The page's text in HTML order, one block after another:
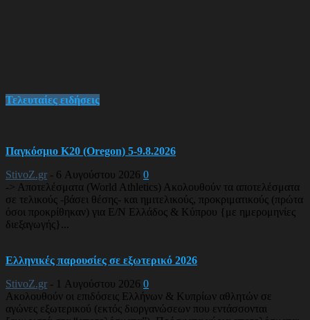
Τελευταίες ειδήσεις
Παγκόσμιο Κ20 (Oregon) 5-9.8.2026
StivoZ.gr - 6 Αυγούστου 2026 0
-> Αποτελέσματα (World Athletics) Ακολουθούν τα αποτελέσματα
σε τελικούς -βάσει θέσης- και ημιτελικούς, προκριματικούς (πρώτα
όσοι προκρίθηκαν) για Ε/Ν Ελλάδος & Κύπρου {με ημερομηνίες
διεξαγωγής}...
Ελληνικές παρουσίες σε εξωτερικό 2026
StivoZ.gr - 1 Αυγούστου 2026 0
Ακολουθούν οι επιδόσεις Ελλήνων & Κυπρίων αθλητών σε
αγώνες εξωτερικού (εκτός διοργανώσεων που εντάσσονται